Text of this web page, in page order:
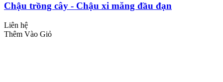
Chậu trồng cây - Chậu xi măng đầu đạn
Liên hệ
Thêm Vào Giỏ